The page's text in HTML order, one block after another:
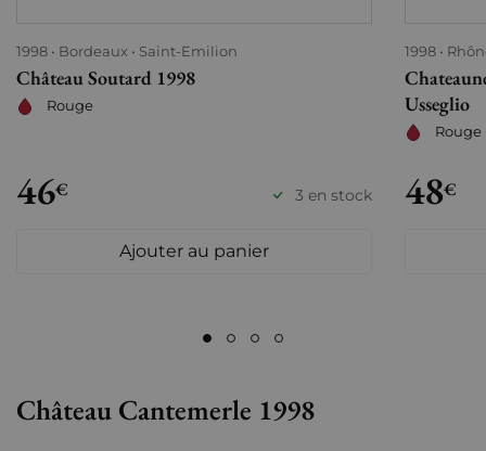
1998 Bordeaux Saint-Emilion
Château Soutard 1998
Rouge
46€ 3 en stock
Ajouter au panier
1998
Usseglio
Rouge
48€
Château Cantemerle 1998